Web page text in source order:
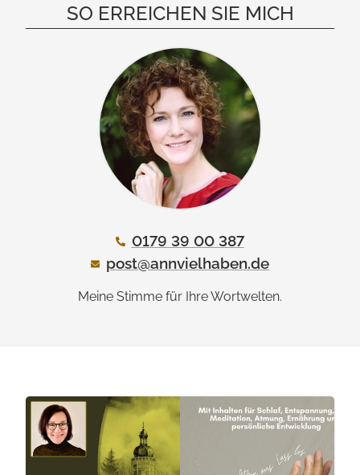
SO ERREICHEN SIE MICH
0179 39 00 387
post@annvielhaben.de
Meine Stimme für Ihre Wortwelten.